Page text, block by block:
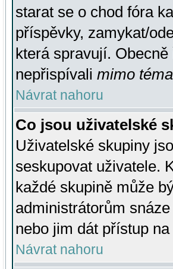
starat se o chod fóra
příspěvky, zamykat/
která spravují.
nepřispívali mimo téma
Návrat nahoru
Co jsou uživatelské
Uživatelské skupiny
seskupovat uživatele.
každé skupině může
administrátorům
nebo jim dát přístup
Návrat nahoru